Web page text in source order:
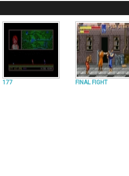
177 FINAL FIGHT